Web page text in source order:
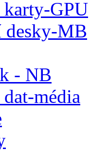
GPU
desky-MB
- NB
média